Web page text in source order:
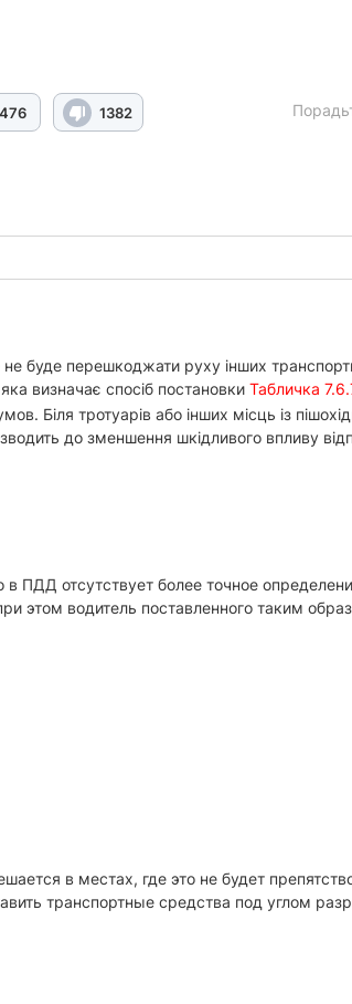
476 1382
буде перешкоджати руху інших
визначає спосіб постановки Табличка
Біля тротуарів або інших місць із
до зменшення шкідливого впливу
отсутствует более точное
этом водитель поставленного таким
в местах, где это не будет
транспортные средства под углом